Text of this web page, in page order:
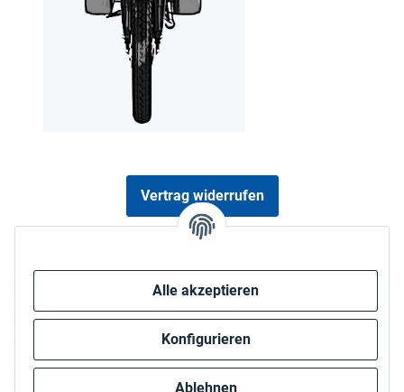
Alle akzeptieren
Konfigurieren
Ablehnen
Vertrag widerrufen